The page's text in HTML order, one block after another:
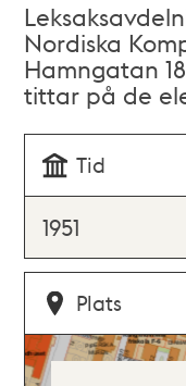
Nordiska
Hamngatan
tittar på de
Tid
1951
Plats